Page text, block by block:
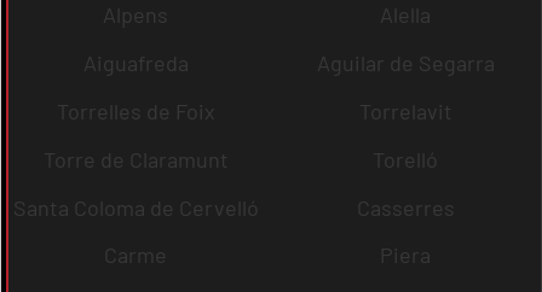
Alpens
Alella
Aiguafreda
Aguilar de Segarra
Torrelles de Foix
Torrelavit
Torre de Claramunt
Torelló
Santa Coloma de Cervelló
Casserres
Carme
Piera